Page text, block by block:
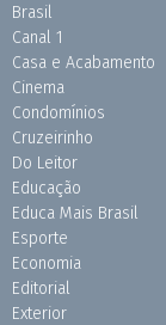
Brasil
Canal 1
Casa e Acabamento
Cinema
Condomínios
Cruzeirinho
Do Leitor
Educação
Educa Mais Brasil
Esporte
Economia
Editorial
Exterior